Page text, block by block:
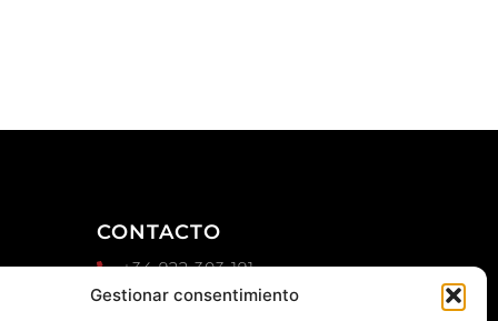
Gestionar consentimiento
CONTACTO
+34 922 303 191
+34 651 786 532